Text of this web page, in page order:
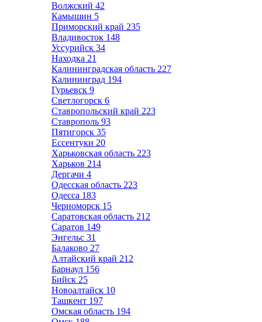
Волжский 42
Камышин 5
Приморский край 235
Владивосток 148
Уссурийск 34
Находка 21
Калининградская область 227
Калининград 194
Гурьевск 9
Светлогорск 6
Ставропольский край 223
Ставрополь 93
Пятигорск 35
Ессентуки 20
Харьковская область 223
Харьков 214
Дергачи 4
Одесская область 223
Одесса 183
Черноморск 15
Саратовская область 212
Саратов 149
Энгельс 31
Балаково 27
Алтайский край 212
Барнаул 156
Бийск 25
Новоалтайск 10
Ташкент 197
Омская область 194